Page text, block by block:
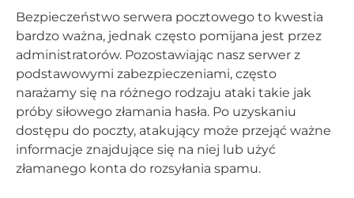
Bezpieczeństwo serwera pocztowego to kwestia
bardzo ważna, jednak często pomijana jest przez
administratorów. Pozostawiając nasz serwer z
podstawowymi zabezpieczeniami, często
narażamy się na różnego rodzaju ataki takie jak
próby siłowego złamania hasła. Po uzyskaniu
dostępu do poczty, atakujący może przejąć ważne
informacje znajdujące się na niej lub użyć
złamanego konta do rozsyłania spamu.